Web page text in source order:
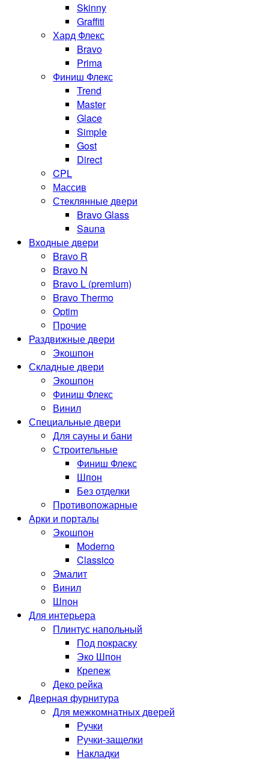
Skinny
Graffiti
Хард Флекс
Bravo
Prima
Финиш Флекс
Trend
Master
Glace
Simple
Gost
Direct
CPL
Массив
Стеклянные двери
Bravo Glass
Sauna
Входные двери
Bravo R
Bravo N
Bravo L (premium)
Bravo Thermo
Optim
Прочие
Раздвижные двери
Экошпон
Складные двери
Экошпон
Финиш Флекс
Винил
Специальные двери
Для сауны и бани
Строительные
Финиш Флекс
Шпон
Без отделки
Противопожарные
Арки и порталы
Экошпон
Moderno
Classico
Эмалит
Винил
Шпон
Для интерьера
Плинтус напольный
Под покраску
Эко Шпон
Крепеж
Деко рейка
Дверная фурнитура
Для межкомнатных дверей
Ручки
Ручки-защелки
Накладки